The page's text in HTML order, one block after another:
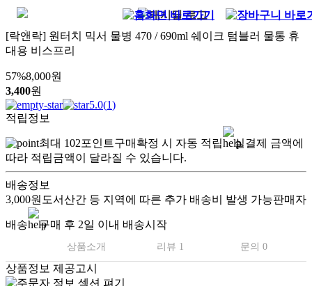
[락앤락] 원터치 믹서 물병 470 / 690ml 쉐이크 텀블러 물통 휴
대용 비스프리
57%8,000원
3,400원
5.0(1)
적립정보
최대 102포인트구매확정 시 자동 적립
실결제 금액에
따라 적립금액이 달라질 수 있습니다.
배송정보
3,000원 도서산간 등 지역에 따른 추가 배송비 발생 가능판매자
배송 구매 후 2일 이내 배송시작
상품소개 리뷰 1 문의 0
상품정보 제공고시